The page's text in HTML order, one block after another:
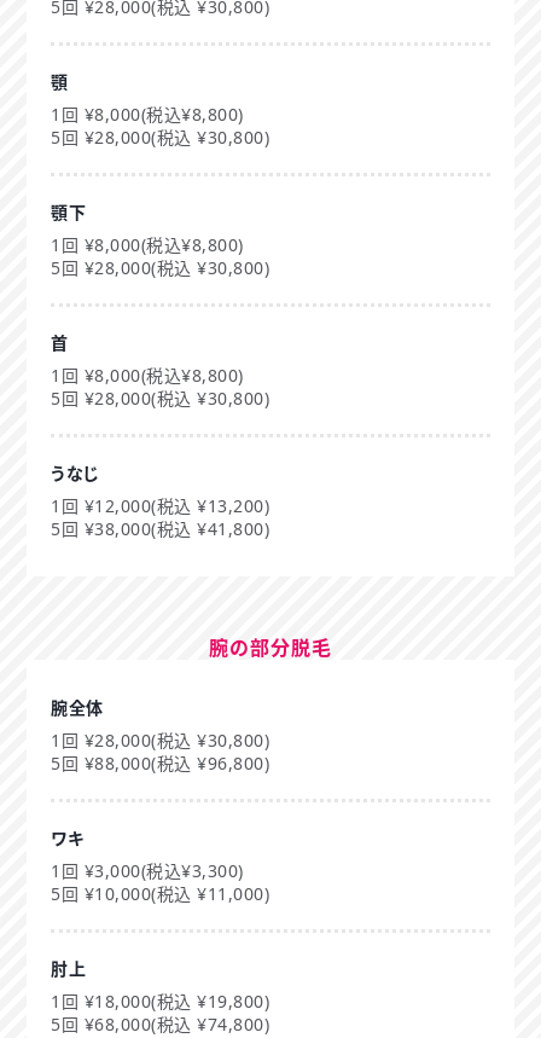
5回 ¥28,000(税込 ¥30,800)
顎
1回 ¥8,000(税込¥8,800)
5回 ¥28,000(税込 ¥30,800)
顎下
1回 ¥8,000(税込¥8,800)
5回 ¥28,000(税込 ¥30,800)
首
1回 ¥8,000(税込¥8,800)
5回 ¥28,000(税込 ¥30,800)
うなじ
1回 ¥12,000(税込 ¥13,200)
5回 ¥38,000(税込 ¥41,800)
腕の部分脱毛
腕全体
1回 ¥28,000(税込 ¥30,800)
5回 ¥88,000(税込 ¥96,800)
ワキ
1回 ¥3,000(税込¥3,300)
5回 ¥10,000(税込 ¥11,000)
肘上
1回 ¥18,000(税込 ¥19,800)
5回 ¥68,000(税込 ¥74,800)